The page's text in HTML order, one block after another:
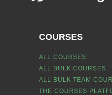
COURSES
ALL COURSES
ALL BULK COURSES
ALL BULK TEAM
THE COURSES